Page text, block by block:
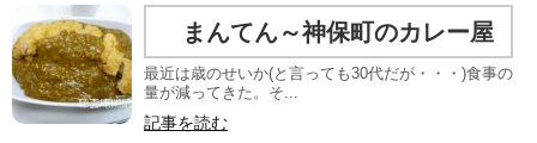
まんてん～神保町のカレー屋
最近は歳のせいか(と言っても30代だが・・・)食事の
量が減ってきた。そ...
記事を読む